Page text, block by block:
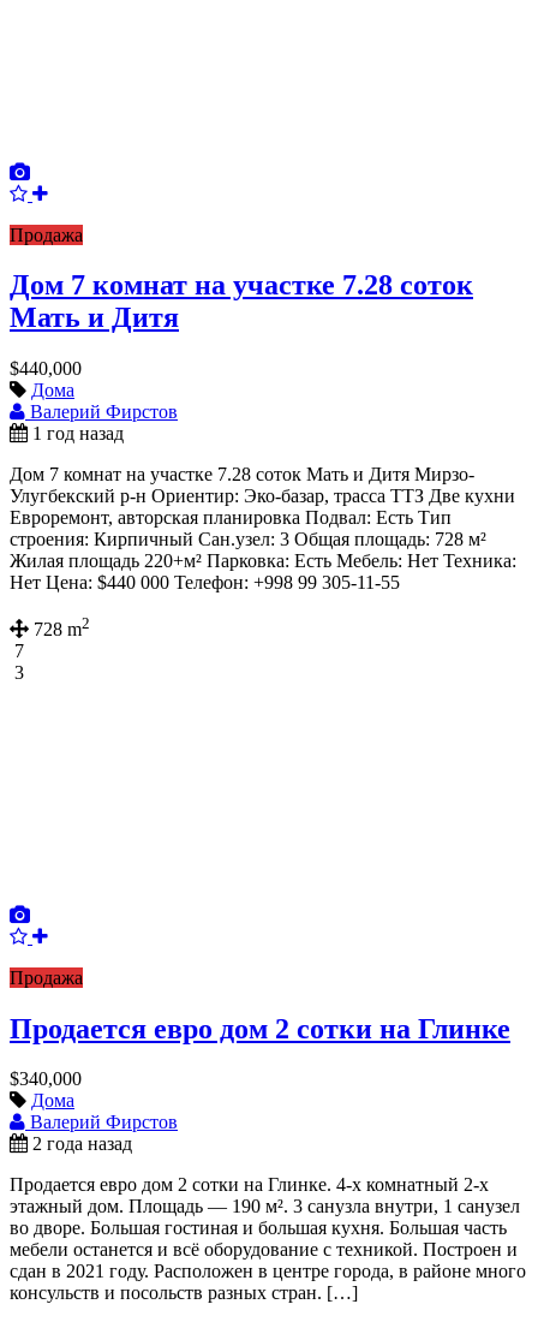
Продажа
Дом 7 комнат на участке 7.28 соток
Мать и Дитя
$440,000
Дома
Валерий Фирстов
1 год назад
Дом 7 комнат на участке 7.28 соток Мать и Дитя Мирзо-
Улугбекский р-н Ориентир: Эко-базар, трасса ТТЗ Две кухни
Евроремонт, авторская планировка Подвал: Есть Тип
строения: Кирпичный Сан.узел: 3 Общая площадь: 728 м²
Жилая площадь 220+м² Парковка: Есть Мебель: Нет Техника:
Нет Цена: $440 000 Телефон: +998 99 305-11-55
728 m2
7
3
Продажа
Продается евро дом 2 сотки на Глинке
$340,000
Дома
Валерий Фирстов
2 года назад
Продается евро дом 2 сотки на Глинке. 4-х комнатный 2-х
этажный дом. Площадь — 190 м². 3 санузла внутри, 1 санузел
во дворе. Большая гостиная и большая кухня. Большая часть
мебели останется и всё оборудование с техникой. Построен и
сдан в 2021 году. Расположен в центре города, в районе много
консульств и посольств разных стран. […]